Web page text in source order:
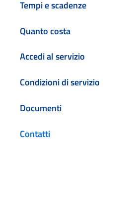
Tempi e scadenze
Quanto costa
Accedi al servizio
Condizioni di servizio
Documenti
Contatti